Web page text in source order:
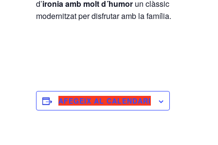
d’ironia amb molt d´humor un clàssic
modernitzat per disfrutar amb la família.
AFEGEIX AL CALENDARI